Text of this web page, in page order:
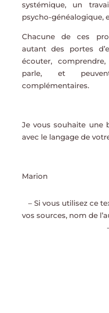
systémique, un
psycho-généalogique,
Chacune de ces
autant des portes
écouter,
parle, et
complémentaires.
Je vous souhaite une
avec le langage de
Marion
– Si vous utilisez ce
vos sources, nom de